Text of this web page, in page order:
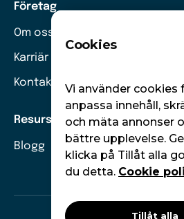
Företag
Om oss
Karriär
Kontakt
Resurser
Blogg
Cookies
Vi använder cookies
anpassa innehåll,
och mäta annonser
bättre upplevelse.
klicka på Tillåt alla
du detta. Cookie
Tillåt alla